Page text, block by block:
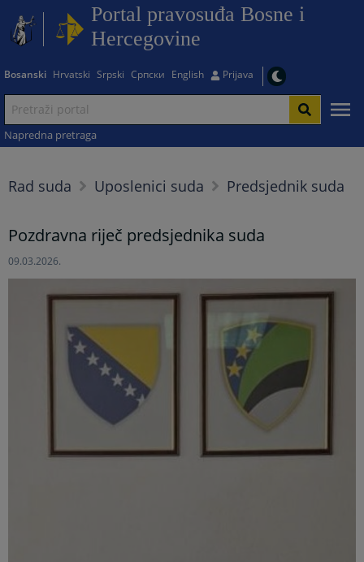
Portal pravosuđa Bosne i
Hercegovine
Bosanski Hrvatski Srpski Српски English Prijava
Napredna pretraga
Rad suda Uposlenici suda Predsjednik suda
Pozdravna riječ predsjednika suda
09.03.2026.